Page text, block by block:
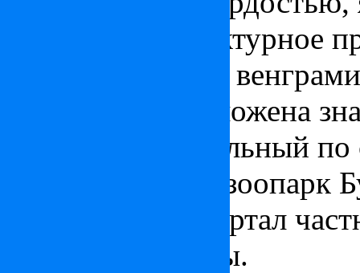
красивое архитектурное
летию обретения
в котором расположена
Сечении и уникальный по
«Вайдахуняд» и зоопарк
расположены квартал
жилые комплексы.